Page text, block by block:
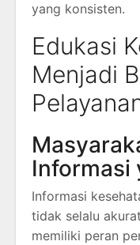
yang konsisten.
Edukasi
Menjadi
Informasi
Informasi
tidak selalu
memiliki peran